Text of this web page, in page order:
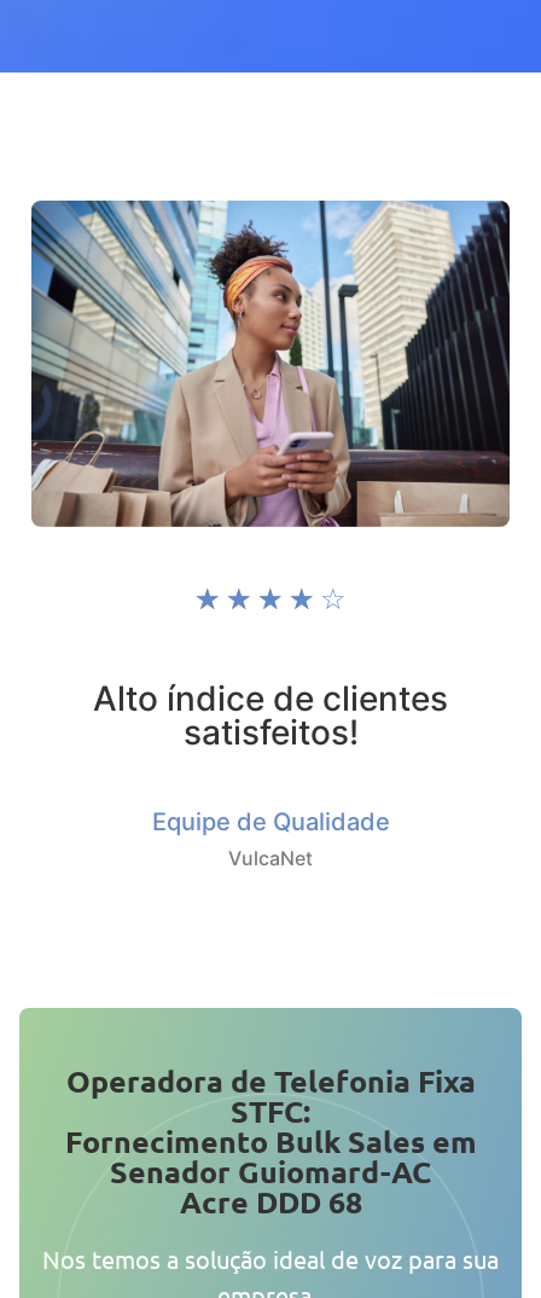
☆ ☆ ☆ ☆ ☆
Alto índice de clientes
satisfeitos!
Equipe de Qualidade
VulcaNet
Operadora de Telefonia Fixa
STFC:
Fornecimento Bulk Sales em
Senador Guiomard-AC
Acre DDD 68
Nos temos a solução ideal de voz para sua